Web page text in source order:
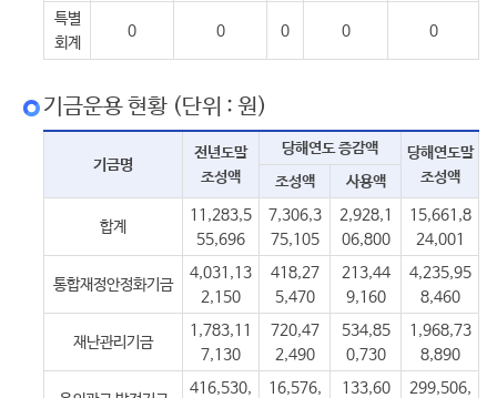
특별
회계
0 0 0 0 0
기금운용 현황 (단위 : 원)
기금명
전년도말
조성액
당해연도 증감액
당해연도말
조성액
조성액 사용액
합계
11,283,5
55,696
7,306,3
75,105
2,928,1
06,800
15,661,8
24,001
통합재정안정화기금
4,031,13
2,150
418,27
5,470
213,44
9,160
4,235,95
8,460
재난관리기금
1,783,11
7,130
720,47
2,490
534,85
0,730
1,968,73
8,890
416,530,
16,576,
133,60
299,506,